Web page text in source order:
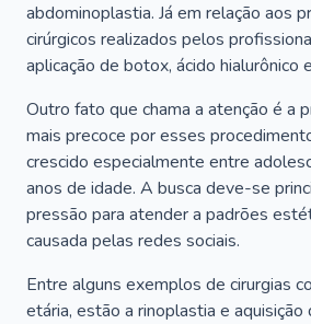
abdominoplastia. Já em relação aos
cirúrgicos realizados pelos
aplicação de botox, ácido hialurônico
Outro fato que chama a atenção é a
mais precoce por esses
crescido especialmente entre
anos de idade. A busca deve-se
pressão para atender a padrões
causada pelas redes sociais.
Entre alguns exemplos de cirurgias
etária, estão a rinoplastia e aquisição